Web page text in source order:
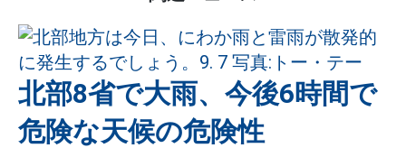
北部8省で大雨、今後6時間で
危険な天候の危険性